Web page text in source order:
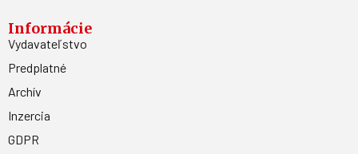
Informácie
Vydavateľstvo
Predplatné
Archív
Inzercia
GDPR